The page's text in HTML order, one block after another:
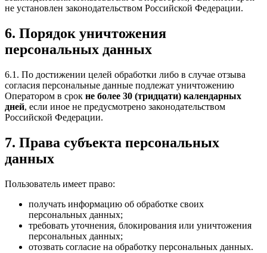
не установлен законодательством Российской Федерации.
6. Порядок уничтожения
персональных данных
6.1. По достижении целей обработки либо в случае отзыва
согласия персональные данные подлежат уничтожению
Оператором в срок не более 30 (тридцати) календарных
дней, если иное не предусмотрено законодательством
Российской Федерации.
7. Права субъекта персональных
данных
Пользователь имеет право:
получать информацию об обработке своих
персональных данных;
требовать уточнения, блокирования или уничтожения
персональных данных;
отозвать согласие на обработку персональных данных.